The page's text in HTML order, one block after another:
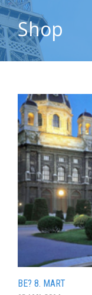
Shop
BE? 8. MART